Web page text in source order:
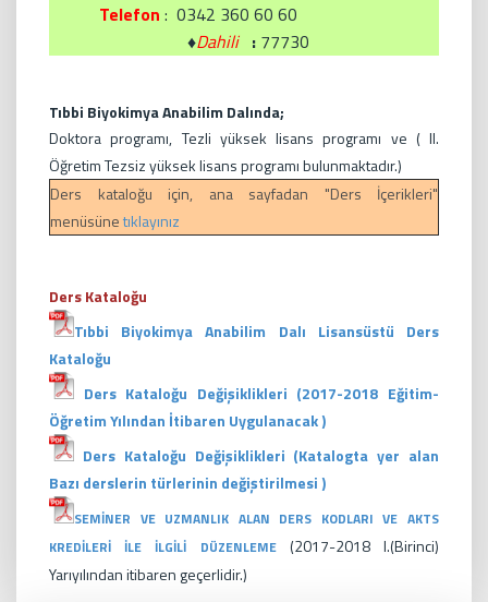
Telefon : 0342 360 60 60
♦Dahili : 77730
Tıbbi Biyokimya Anabilim Dalında;
Doktora programı, Tezli yüksek lisans programı ve ( II.
Öğretim Tezsiz yüksek lisans programı bulunmaktadır.)
Ders kataloğu için, ana sayfadan "Ders İçerikleri"
menüsünetıklayınız
Ders Kataloğu
Tıbbi Biyokimya Anabilim Dalı Lisansüstü Ders
Kataloğu
Ders Kataloğu Değişiklikleri (2017-2018 Eğitim-
Öğretim Yılından İtibaren Uygulanacak )
Ders Kataloğu Değişiklikleri (Katalogta yer alan
Bazı derslerin türlerinin değiştirilmesi )
SEMİNER VE UZMANLIK ALAN DERS KODLARI VE AKTS
KREDİLERİ İLE İLGİLİ DÜZENLEME
(2017-2018 l.(Birinci)
Yarıyılından itibaren geçerlidir.)